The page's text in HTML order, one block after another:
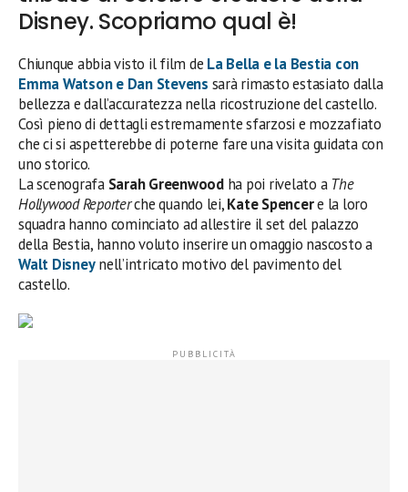
Disney. Scopriamo qual è!
Chiunque abbia visto il film de La Bella e la Bestia con
Emma Watson e Dan Stevens sarà rimasto estasiato dalla
bellezza e dall’accuratezza nella ricostruzione del castello.
Così pieno di dettagli estremamente sfarzosi e mozzafiato
che ci si aspetterebbe di poterne fare una visita guidata con
uno storico.
La scenografa Sarah Greenwoodha poi rivelato a The
Hollywood Reporterche quando lei,Kate Spencere la loro
squadra hanno cominciato ad allestire il set del palazzo
della Bestia, hanno voluto inserire un omaggio nascosto a
Walt Disneynell’intricato motivo del pavimento del
castello.